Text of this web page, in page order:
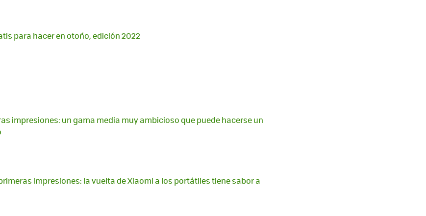
para hacer en otoño, edición 2022
impresiones: un gama media muy ambicioso que puede hacerse un
impresiones: la vuelta de Xiaomi a los portátiles tiene sabor a